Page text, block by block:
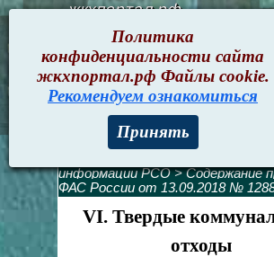
жкхпортал.рф
Текущие документы >
Приказ
информации РСО>Содержание
ФАС России от 13.09.2018 №
VI. Твердые
отходы
Политика
конфиденциальности сайта
жкхпортал.рф Файлы cookie.
Рекомендуем ознакомиться
Принять